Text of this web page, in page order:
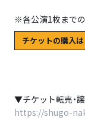
※各公演1枚まで
チケットの購入
▼チケット転売・
https://shugo-